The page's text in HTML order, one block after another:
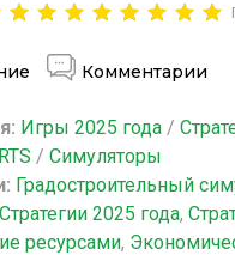
Комментарии
Игры 2025 года /
/Симуляторы
Градостроительный
Стратегии 2025 года,
ресурсами,